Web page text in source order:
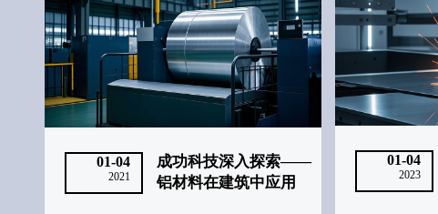
01-04
2021
成功科技深入探索——
铝材料在建筑中应用
01-04
2023